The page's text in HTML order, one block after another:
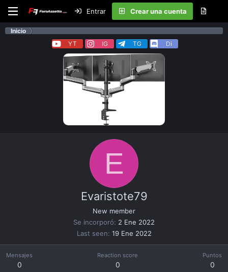
Entrar Crear una cuenta
Inicio
YT
IG TG Di
E
Evaristote79
New member
Se incorporó
2 Ene 2022
Last seen 19 Ene 2022
Mensajes
0
Reaction score
0
Puntos
0